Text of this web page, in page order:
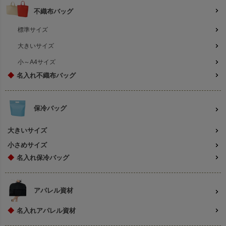
不織布バッグ
標準サイズ
大きいサイズ
小～A4サイズ
◆ 名入れ不織布バッグ
保冷バッグ
大きいサイズ
小さめサイズ
◆ 名入れ保冷バッグ
アパレル資材
◆ 名入れアパレル資材